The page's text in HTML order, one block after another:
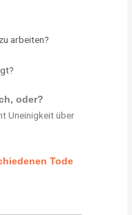
arbeiten?
oder?
Uneinigkeit über
Tode